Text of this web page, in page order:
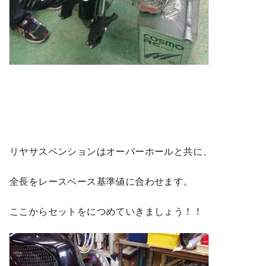
リヤサスペンションはオーバーホールと共に、
全長をレースベース基準値に合わせます。
ここからセットをにつめていきましょう！！